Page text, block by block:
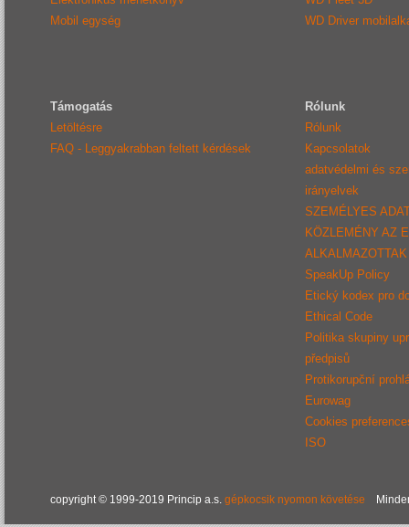
Mobil egység
WD Driver
Támogatás
Letöltésre
FAQ - Leggyakrabban feltett kérdések
Rólunk
Rólunk
Kapcsolatok
adatvédelmi és
irányelvek
SZEMÉLYES
KÖZLEMÉNY AZ
SpeakUp Policy
Etický kodex pro
Ethical Code
Politika skupiny
předpisů
Protikorupční
Eurowag
Cookies
ISO
copyright © 1999-2019 Princip a.s. gépkocsik nyomon követése